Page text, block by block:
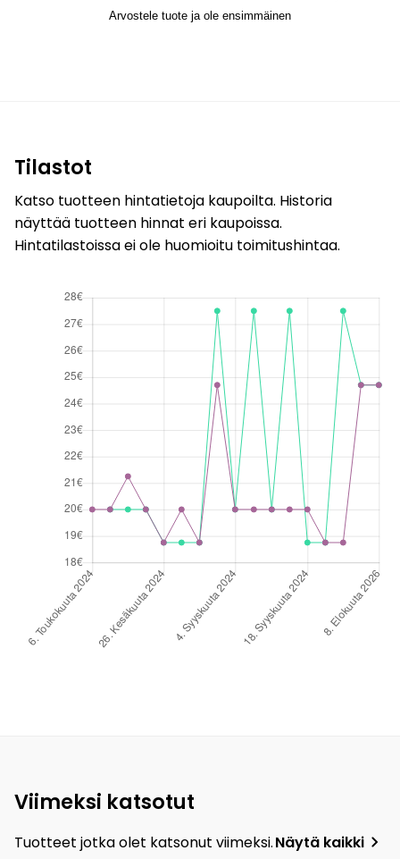
Arvostele tuote ja ole ensimmäinen
Tilastot
Katso tuotteen hintatietoja kaupoilta. Historia
näyttää tuotteen hinnat eri kaupoissa.
Hintatilastoissa ei ole huomioitu toimitushintaa.
Viimeksi katsotut
Tuotteet jotka olet katsonut viimeksi.Näytä kaikki